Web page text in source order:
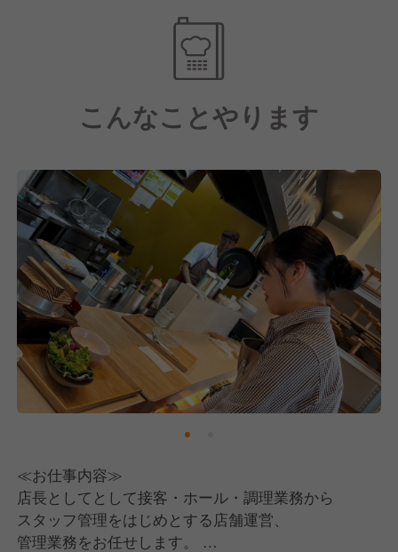
この事業拡大に伴い、新店舗の立ち上げや運営を担う
ポジションが続々と生まれていきます◎
店舗拡大が進む今、管理職ポジションも比例して増
店長にとどまらず、事業拡大を牽引するリーダーとし
キャリアを築く絶好のタイミングです♪
こんなことやります
≪お仕事内容≫
店長としてとして接客・ホール・調理業務から
スタッフ管理をはじめとする店舗運営、
管理業務をお任せします。